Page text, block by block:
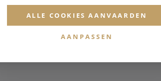
ALLE COOKIES AANVAARDEN
AANPASSEN